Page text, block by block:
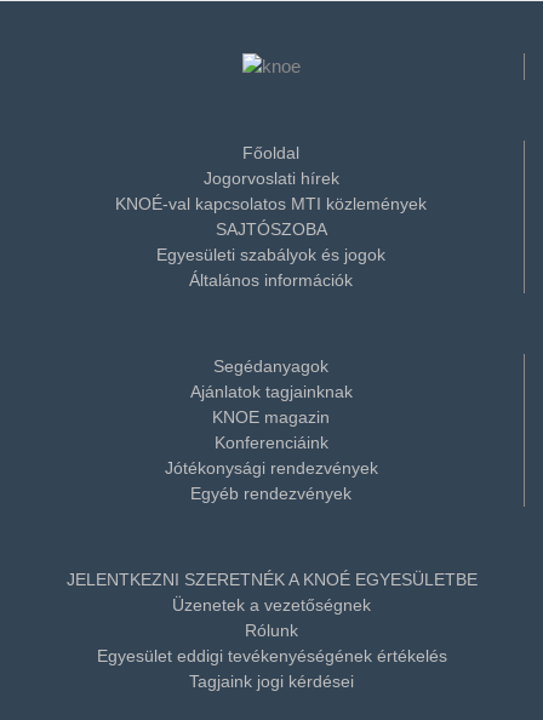
Főoldal
Jogorvoslati hírek
KNOÉ-val kapcsolatos MTI közlemények
SAJTÓSZOBA
Egyesületi szabályok és jogok
Általános információk
Segédanyagok
Ajánlatok tagjainknak
KNOE magazin
Konferenciáink
Jótékonysági rendezvények
Egyéb rendezvények
JELENTKEZNI SZERETNÉK A KNOÉ EGYESÜLETBE
Üzenetek a vezetőségnek
Rólunk
Egyesület eddigi tevékenyéségének értékelés
Tagjaink jogi kérdései